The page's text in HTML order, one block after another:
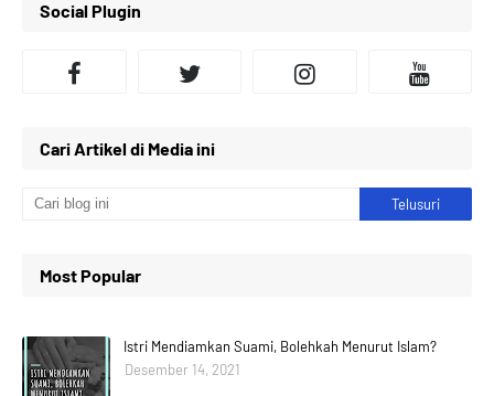
Social Plugin
Cari Artikel di Media ini
Most Popular
Istri Mendiamkan Suami, Bolehkah Menurut Islam?
Desember 14, 2021